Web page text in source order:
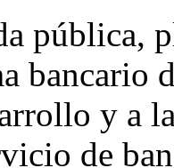
pública,
bancario
y a
de